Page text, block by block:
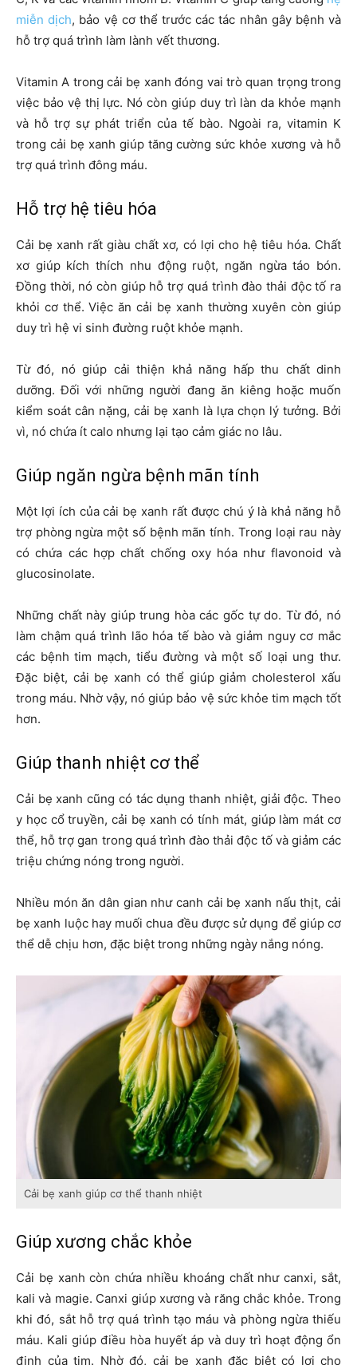
miễn dịch, bảo vệ cơ thể trước các tác nhân gây bệnh và
hỗ trợ quá trình làm lành vết thương.
Vitamin A trong cải bẹ xanh đóng vai trò quan trọng trong
việc bảo vệ thị lực. Nó còn giúp duy trì làn da khỏe mạnh
và hỗ trợ sự phát triển của tế bào. Ngoài ra, vitamin K
trong cải bẹ xanh giúp tăng cường sức khỏe xương và hỗ
trợ quá trình đông máu.
Hỗ trợ hệ tiêu hóa
Cải bẹ xanh rất giàu chất xơ, có lợi cho hệ tiêu hóa. Chất
xơ giúp kích thích nhu động ruột, ngăn ngừa táo bón.
Đồng thời, nó còn giúp hỗ trợ quá trình đào thải độc tố ra
khỏi cơ thể. Việc ăn cải bẹ xanh thường xuyên còn giúp
duy trì hệ vi sinh đường ruột khỏe mạnh.
Từ đó, nó giúp cải thiện khả năng hấp thu chất dinh
dưỡng. Đối với những người đang ăn kiêng hoặc muốn
kiểm soát cân nặng, cải bẹ xanh là lựa chọn lý tưởng. Bởi
vì, nó chứa ít calo nhưng lại tạo cảm giác no lâu.
Giúp ngăn ngừa bệnh mãn tính
Một lợi ích của cải bẹ xanh rất được chú ý là khả năng hỗ
trợ phòng ngừa một số bệnh mãn tính. Trong loại rau này
có chứa các hợp chất chống oxy hóa như flavonoid và
glucosinolate.
Những chất này giúp trung hòa các gốc tự do. Từ đó, nó
làm chậm quá trình lão hóa tế bào và giảm nguy cơ mắc
các bệnh tim mạch, tiểu đường và một số loại ung thư.
Đặc biệt, cải bẹ xanh có thể giúp giảm cholesterol xấu
trong máu. Nhờ vậy, nó giúp bảo vệ sức khỏe tim mạch tốt
hơn.
Giúp thanh nhiệt cơ thể
Cải bẹ xanh cũng có tác dụng thanh nhiệt, giải độc. Theo
y học cổ truyền, cải bẹ xanh có tính mát, giúp làm mát cơ
thể, hỗ trợ gan trong quá trình đào thải độc tố và giảm các
triệu chứng nóng trong người.
Nhiều món ăn dân gian như canh cải bẹ xanh nấu thịt, cải
bẹ xanh luộc hay muối chua đều được sử dụng để giúp cơ
thể dễ chịu hơn, đặc biệt trong những ngày nắng nóng.
Cải bẹ xanh giúp cơ thể thanh nhiệt
Giúp xương chắc khỏe
Cải bẹ xanh còn chứa nhiều khoáng chất như canxi, sắt,
kali và magie. Canxi giúp xương và răng chắc khỏe. Trong
khi đó, sắt hỗ trợ quá trình tạo máu và phòng ngừa thiếu
máu. Kali giúp điều hòa huyết áp và duy trì hoạt động ổn
định của tim. Nhờ đó, cải bẹ xanh đặc biệt có lợi cho